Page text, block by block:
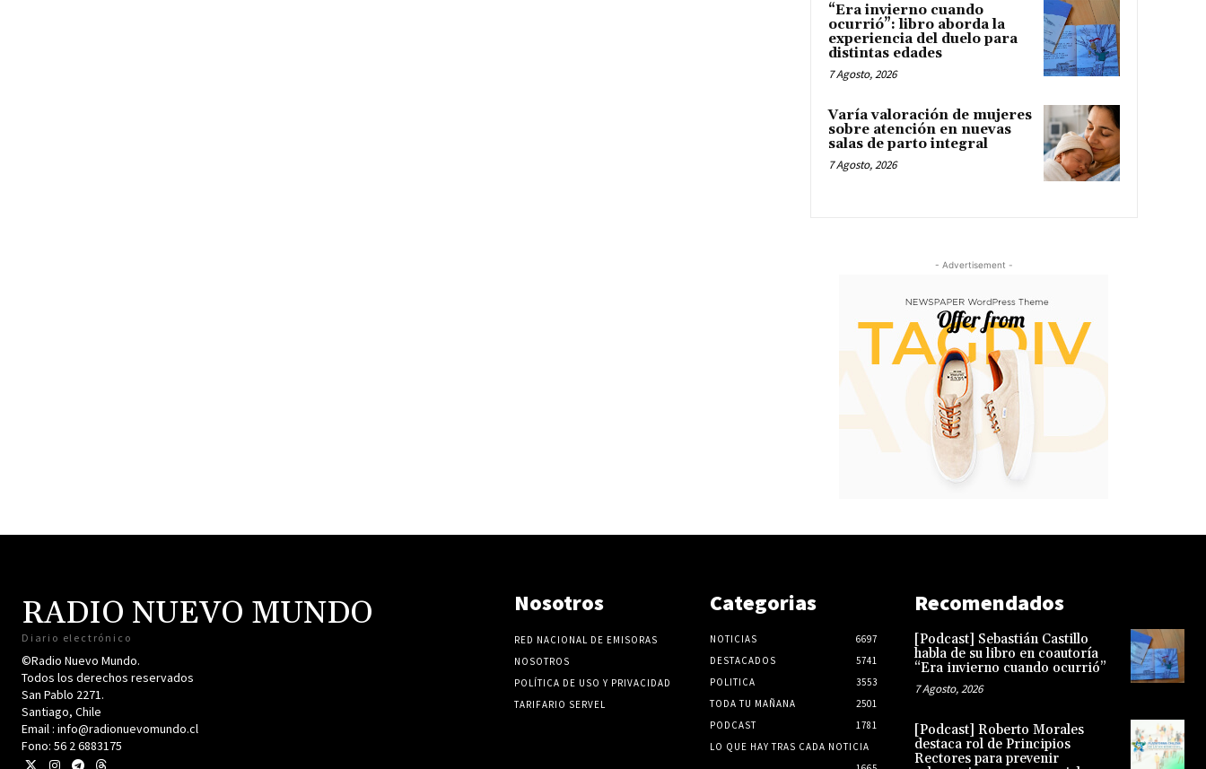
“Era invierno cuando
ocurrió”: libro aborda la
experiencia del duelo para
distintas edades
7 Agosto, 2026
Varía valoración de mujeres
sobre atención en nuevas
salas de parto integral
7 Agosto, 2026
- Advertisement -
RADIO NUEVO MUNDO
Diario electrónico
©Radio Nuevo Mundo.
Todos los derechos reservados
San Pablo 2271.
Santiago, Chile
Email : info@radionuevomundo.cl
Fono: 56 2 6883175
Nosotros
RED NACIONAL DE EMISORAS
NOSOTROS
POLÍTICA DE USO Y PRIVACIDAD
TARIFARIO SERVEL
Categorias
NOTICIAS
6697
DESTACADOS
5741
POLITICA
3553
TODA TU MAÑANA
2501
PODCAST
1781
LO QUE HAY TRAS CADA NOTICIA
Recomendados
[Podcast] Sebastián Castillo
habla de su libro en coautoría
“Era invierno cuando ocurrió”
7 Agosto, 2026
[Podcast] Roberto Morales
destaca rol de Principios
Rectores para prevenir